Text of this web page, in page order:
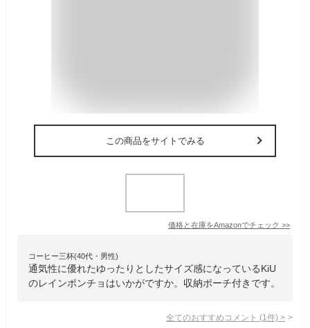
この商品をサイトでみる
価格と在庫をAmazonでチェック >>
コーヒー三杯(40代・男性)
通気性に優れたゆったりとしたサイズ感になっているKiU
のレインポンチョはいかがですか。収納ポーチ付きです。
全てのおすすめコメント (1 件) >